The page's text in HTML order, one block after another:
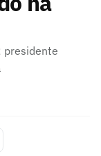
presidente